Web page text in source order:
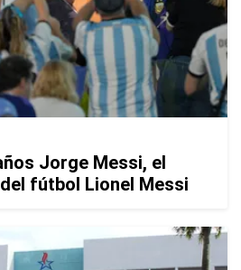
Jorge Messi, el
fútbol Lionel Messi